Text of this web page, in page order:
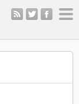
rss twitter